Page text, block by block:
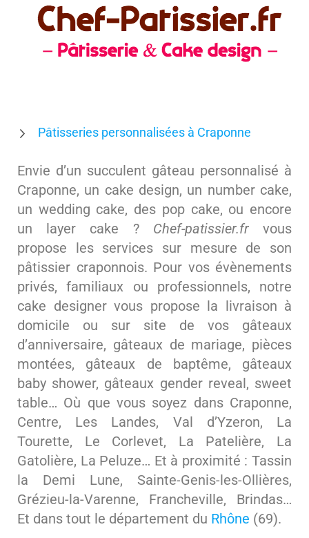
Pâtisseries personnalisées à Craponne
Envie d’un succulent gâteau personnalisé à
Craponne, un cake design, un number cake,
un wedding cake, des pop cake, ou encore
un layer cake ? Chef-patissier.frvous
propose les services sur mesure de son
pâtissier craponnois. Pour vos évènements
privés, familiaux ou professionnels, notre
cake designer vous propose la livraison à
domicile ou sur site de vos gâteaux
d’anniversaire, gâteaux de mariage, pièces
montées, gâteaux de baptême, gâteaux
baby shower, gâteaux gender reveal, sweet
table… Où que vous soyez dans Craponne,
Centre, Les Landes, Val d’Yzeron, La
Tourette, Le Corlevet, La Patelière, La
Gatolière, La Peluze… Et à proximité : Tassin
la Demi Lune, Sainte-Genis-les-Ollières,
Grézieu-la-Varenne, Francheville, Brindas…
Et dans tout le département du Rhône (69).